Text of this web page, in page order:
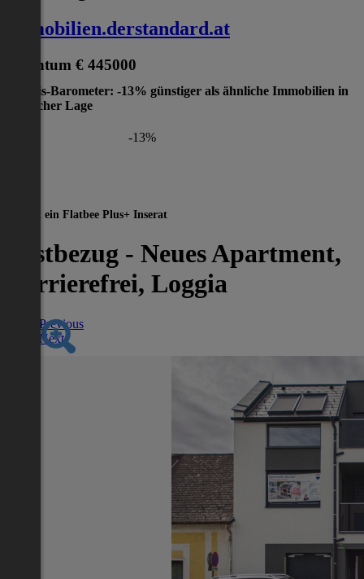
immobilien.derstandard.at
Eigentum € 445000
Preis-Barometer: -13% günstiger als ähnliche Immobilien in
gleicher Lage
-13%
Dies ist ein Flatbee Plus+ Inserat
Erstbezug - Neues Apartment,
Barrierefrei, Loggia
Previous
Next